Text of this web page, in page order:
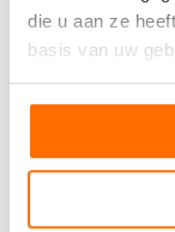
die u aan ze
basis van uw
toeziend oog van
las ik de e-mail
boekbinderij Van
later sprak ik Erik
voldoende tijd
en binden.